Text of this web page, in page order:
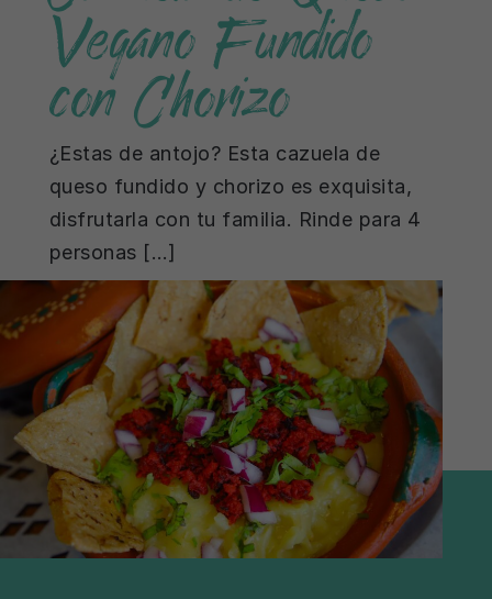
Vegano Fundido
con Chorizo
¿Estas de antojo? Esta cazuela de
queso fundido y chorizo es exquisita,
disfrutarla con tu familia. Rinde para 4
personas […]